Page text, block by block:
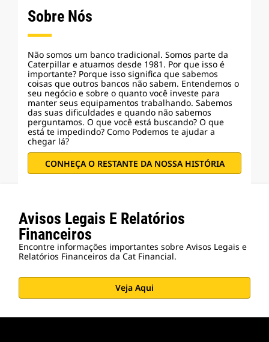
Sobre Nós
Não somos um banco tradicional. Somos parte da
Caterpillar e atuamos desde 1981. Por que isso é
importante? Porque isso significa que sabemos
coisas que outros bancos não sabem. Entendemos o
seu negócio e sobre o quanto você investe para
manter seus equipamentos trabalhando. Sabemos
das suas dificuldades e quando não sabemos
perguntamos. O que você está buscando? O que
está te impedindo? Como Podemos te ajudar a
chegar lá?
CONHEÇA O RESTANTE DA NOSSA HISTÓRIA
Avisos Legais E Relatórios
Financeiros
Encontre informações importantes sobre Avisos Legais e
Relatórios Financeiros da Cat Financial.
Veja Aqui